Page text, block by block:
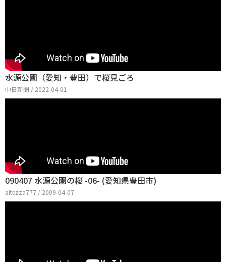
水源公園（愛知・豊田）で桜見ごろ
中日新聞 / 2022-04-01
090407 水源公園の桜 -06- (愛知県豊田市)
altezza777 / 2009-04-07